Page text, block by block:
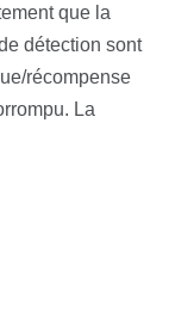
que la
détection sont
récompense
La